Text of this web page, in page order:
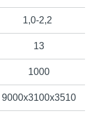
1,0-2,2
13
1000
9000x3100x3510